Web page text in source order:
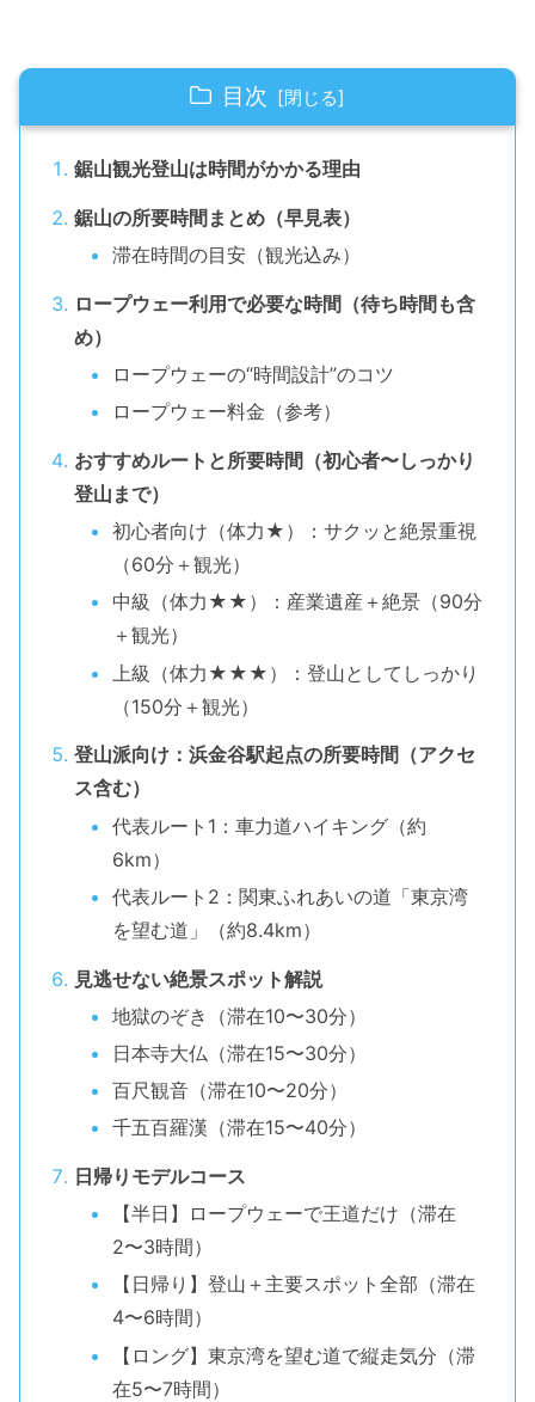
目次
鋸山観光登山は時間がかかる理由
鋸山の所要時間まとめ（早見表）
滞在時間の目安（観光込み）
ロープウェー利用で必要な時間（待ち時間も含
め）
ロープウェーの“時間設計”のコツ
ロープウェー料金（参考）
おすすめルートと所要時間（初心者〜しっかり
登山まで）
初心者向け（体力★）：サクッと絶景重視
（60分＋観光）
中級（体力★★）：産業遺産＋絶景（90分
＋観光）
上級（体力★★★）：登山としてしっかり
（150分＋観光）
登山派向け：浜金谷駅起点の所要時間（アクセ
ス含む）
代表ルート1：車力道ハイキング（約
6km）
代表ルート2：関東ふれあいの道「東京湾
を望む道」（約8.4km）
見逃せない絶景スポット解説
地獄のぞき（滞在10〜30分）
日本寺大仏（滞在15〜30分）
百尺観音（滞在10〜20分）
千五百羅漢（滞在15〜40分）
日帰りモデルコース
【半日】ロープウェーで王道だけ（滞在
2〜3時間）
【日帰り】登山＋主要スポット全部（滞在
4〜6時間）
【ロング】東京湾を望む道で縦走気分（滞
在5〜7時間）